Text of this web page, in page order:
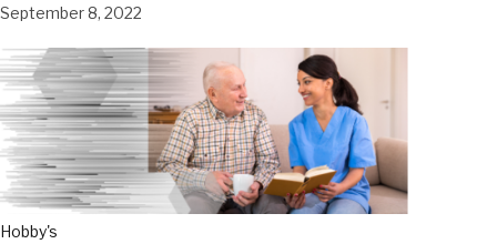
September 8, 2022
Hobby's